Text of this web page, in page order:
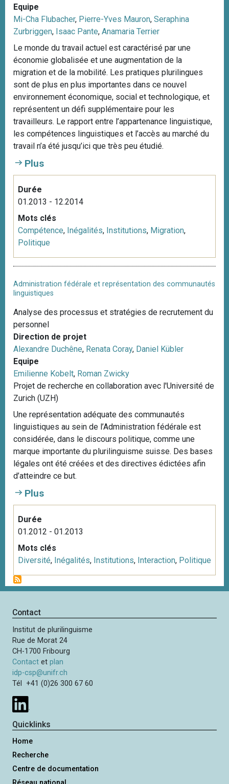
Equipe
Mi-Cha Flubacher, Pierre-Yves Mauron, Seraphina
Zurbriggen, Isaac Pante, Anamaria Terrier
Le monde du travail actuel est caractérisé par une
économie globalisée et une augmentation de la
migration et de la mobilité. Les pratiques plurilingues
sont de plus en plus importantes dans ce nouvel
environnement économique, social et technologique, et
représentent un défi supplémentaire pour les
travailleurs. Le rapport entre l’appartenance linguistique,
les compétences linguistiques et l’accès au marché du
travail n’a été jusqu’ici que très peu étudié.
Plus
Durée
01.2013 - 12.2014
Mots clés
Compétence, Inégalités, Institutions, Migration,
Politique
Administration fédérale et représentation des communautés
linguistiques
Analyse des processus et stratégies de recrutement du
personnel
Direction de projet
Alexandre Duchêne, Renata Coray, Daniel Kübler
Equipe
Emilienne Kobelt, Roman Zwicky
Projet de recherche en collaboration avec l'Université de
Zurich (UZH)
Une représentation adéquate des communautés
linguistiques au sein de l’Administration fédérale est
considérée, dans le discours politique, comme une
marque importante du plurilinguisme suisse. Des bases
légales ont été créées et des directives édictées afin
d’atteindre ce but.
Plus
Durée
01.2012 - 01.2013
Mots clés
Diversité, Inégalités, Institutions, Interaction, Politique
Contact
Institut de plurilinguisme
Rue de Morat 24
CH-1700 Fribourg
Contact etplan
idp-csp@unifr.ch
Tél +41 (0)26 300 67 60
Quicklinks
Home
Recherche
Centre de documentation